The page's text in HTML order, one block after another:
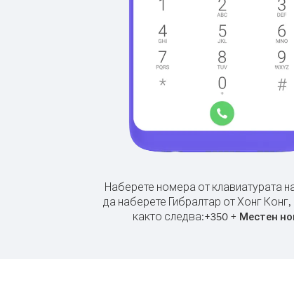
Наберете номера от клавиатурата
да наберете Гибралтар от Хонг
както следва:+350 + Местен